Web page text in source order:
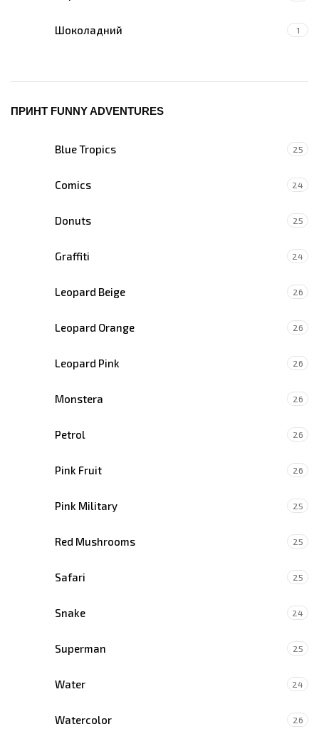
Шоколадний 1
ПРИНТ FUNNY ADVENTURES
Blue Tropics 25
Comics 24
Donuts 25
Graffiti 24
Leopard Beige 26
Leopard Orange 26
Leopard Pink 26
Monstera 26
Petrol 26
Pink Fruit 26
Pink Military 25
Red Mushrooms 25
Safari 25
Snake 24
Superman 25
Water 24
Watercolor 26